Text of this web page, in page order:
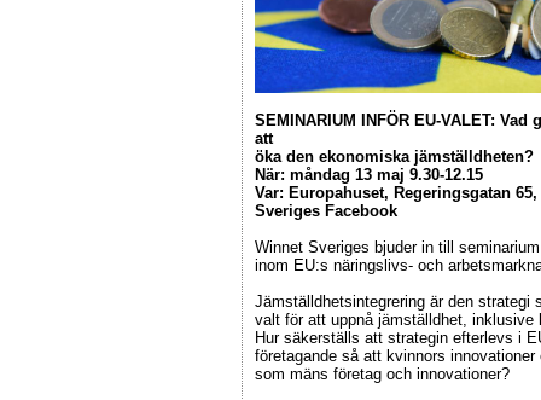
SEMINARIUM INFÖR EU-VALET:
att
öka den ekonomiska jämställdheten?
När: måndag 13 maj 9.30-12.15
Var: Europahuset, Regeringsgatan
Sveriges Facebook
Winnet Sveriges bjuder in till
inom EU:s näringslivs- och
Jämställdhetsintegrering är den strategi
valt för att uppnå jämställdhet,
Hur säkerställs att strategin efterlevs i
företagande så att kvinnors
som mäns företag och innovationer?